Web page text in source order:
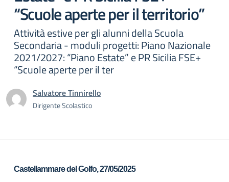
“Scuole aperte per il territorio”
Attività estive per gli alunni della Scuola
Secondaria - moduli progetti: Piano Nazionale
2021/2027: “Piano Estate” e PR Sicilia FSE+
“Scuole aperte per il ter
Salvatore Tinnirello
Dirigente Scolastico
Castellammare del Golfo, 27/05/2025